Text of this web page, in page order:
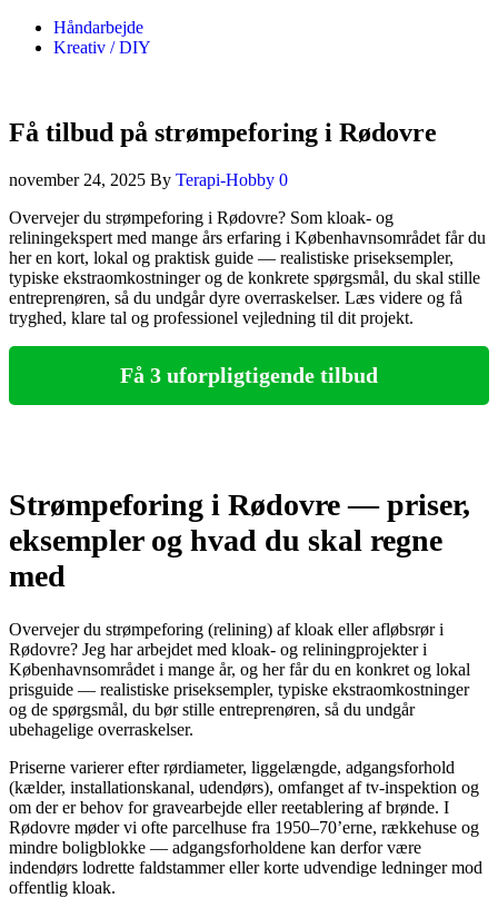
Håndarbejde
Kreativ / DIY
Få tilbud på strømpeforing i Rødovre
november 24, 2025 By Terapi-Hobby 0
Overvejer du strømpeforing i Rødovre? Som kloak- og
reliningekspert med mange års erfaring i Københavnsområdet får du
her en kort, lokal og praktisk guide — realistiske priseksempler,
typiske ekstraomkostninger og de konkrete spørgsmål, du skal stille
entreprenøren, så du undgår dyre overraskelser. Læs videre og få
tryghed, klare tal og professionel vejledning til dit projekt.
Få 3 uforpligtigende tilbud
Strømpeforing i Rødovre — priser,
eksempler og hvad du skal regne
med
Overvejer du strømpeforing (relining) af kloak eller afløbsrør i
Rødovre? Jeg har arbejdet med kloak- og reliningprojekter i
Københavnsområdet i mange år, og her får du en konkret og lokal
prisguide — realistiske priseksempler, typiske ekstraomkostninger
og de spørgsmål, du bør stille entreprenøren, så du undgår
ubehagelige overraskelser.
Priserne varierer efter rørdiameter, ligge­længde, adgangsforhold
(kælder, installationskanal, udendørs), omfanget af tv-inspektion og
om der er behov for gravearbejde eller reetablering af brønde. I
Rødovre møder vi ofte parcelhuse fra 1950–70’erne, rækkehuse og
mindre boligblokke — adgangsforholdene kan derfor være
indendørs lodrette faldstammer eller korte udvendige ledninger mod
offentlig kloak.